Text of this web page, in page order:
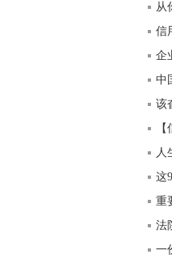
从
信
企
中
该
人
这
重
法
一